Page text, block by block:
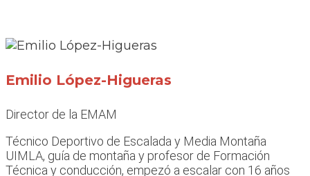
Emilio López-Higueras
Director de la EMAM
Técnico Deportivo de Escalada y Media Montaña
UIMLA, guía de montaña y profesor de Formación
Técnica y conducción, empezó a escalar con 16 años